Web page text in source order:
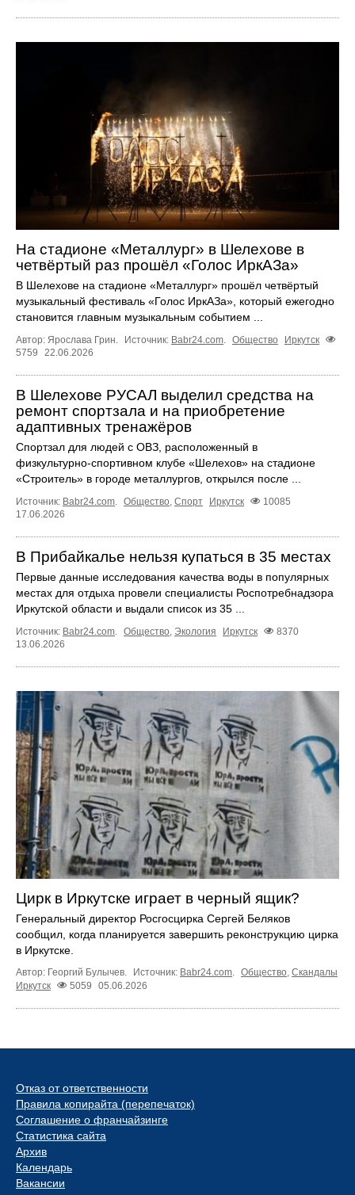
На стадионе «Металлург» в Шелехове в
четвёртый раз прошёл «Голос ИркАЗа»
В Шелехове на стадионе «Металлург» прошёл четвёртый
музыкальный фестиваль «Голос ИркАЗа», который ежегодно
становится главным музыкальным событием ...
Автор: Ярослава Грин. Источник: Babr24.com. Общество
Иркутск
5759
22.06.2026
В Шелехове РУСАЛ выделил средства на
ремонт спортзала и на приобретение
адаптивных тренажёров
Спортзал для людей с ОВЗ, расположенный в
физкультурно‑спортивном клубе «Шелехов» на стадионе
«Строитель» в городе металлургов, открылся после ...
Источник: Babr24.com. Общество, Спорт Иркутск
10085
17.06.2026
В Прибайкалье нельзя купаться в 35 местах
Первые данные исследования качества воды в популярных
местах для отдыха провели специалисты Роспотребнадзора
Иркутской области и выдали список из 35 ...
Источник: Babr24.com. Общество, Экология Иркутск
8370
13.06.2026
Цирк в Иркутске играет в черный ящик?
Генеральный директор Росгосцирка Сергей Беляков
сообщил, когда планируется завершить реконструкцию цирка
в Иркутске.
Автор: Георгий Булычев. Источник: Babr24.com. Общество, Скандалы
Иркутск
5059 05.06.2026
Отказ от ответственности
Правила копирайта (перепечаток)
Соглашение о франчайзинге
Статистика сайта
Архив
Календарь
Вакансии